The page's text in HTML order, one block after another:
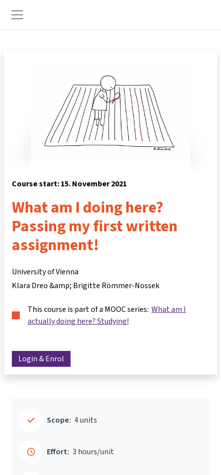
Side panel
Course start: 15. November 2021
What am I doing here?
Passing my first written
assignment!
University of Vienna
Klara Dreo &amp; Brigitte Römmer-Nossek
This course is part of a MOOC series: What am I
actually doing here? Studying!
Login & Enrol
Scope: 4 units
Effort: 3 hours/unit